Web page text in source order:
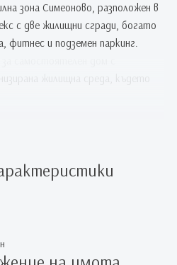
зона Симеоново, разположен в
с две жилищни сгради, богато
фитнес и подземен паркинг.
предпочитаните райони в
да се откъсват от града.
към основни пътни артерии,
обекти, училища, детски
средата има различен ритъм.